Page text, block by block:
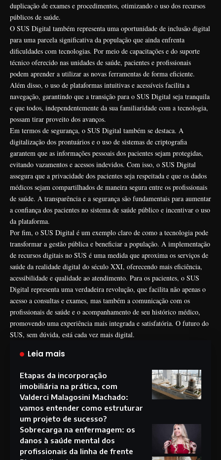
duplicação de exames e procedimentos, otimizando o uso dos recursos
públicos de saúde.
O SUS Digital também representa uma oportunidade de inclusão digital
para uma parcela significativa da população que ainda enfrenta
dificuldades com tecnologias. Por meio de capacitações e do suporte
técnico oferecido nas unidades de saúde, pacientes e profissionais
podem aprender a utilizar as novas ferramentas de forma eficiente.
Além disso, o uso de plataformas intuitivas e acessíveis facilita a
navegação, garantindo que a transição para o SUS Digital seja tranquila
e que todos, independentemente da sua familiaridade com a tecnologia,
possam tirar proveito dos avanços.
Em termos de segurança, o SUS Digital também se destaca. A
digitalização dos prontuários e o uso de sistemas de criptografia
garantem que as informações pessoais dos pacientes sejam protegidas,
evitando vazamentos e acessos indevidos. Com isso, o SUS Digital
assegura que a privacidade dos pacientes seja respeitada e que os dados
médicos sejam compartilhados de maneira segura entre os profissionais
de saúde. A transparência e a segurança são fundamentais para aumentar
a confiança dos pacientes no sistema de saúde público e incentivar o uso
da plataforma.
Por fim, o SUS Digital é um exemplo claro de como a tecnologia pode
transformar a gestão pública e beneficiar a população. A implementação
de recursos digitais no SUS é uma medida que aproxima os serviços de
saúde da realidade digital do século XXI, oferecendo mais eficiência,
acessibilidade e qualidade ao atendimento. Para os pacientes, o SUS
Digital representa uma verdadeira revolução, que facilita não apenas o
acesso a consultas e exames, mas também a comunicação com os
profissionais de saúde e o acompanhamento de seu histórico médico,
promovendo uma experiência mais integrada e satisfatória. O futuro do
SUS, sem dúvida, está cada vez mais digital.
Leia mais
Etapas da incorporação
imobiliária na prática, com
Valderci Malagosini Machado:
vamos entender como estruturar
um projeto de sucesso?
Sobrecarga na enfermagem: os
danos à saúde mental dos
profissionais da linha de frente